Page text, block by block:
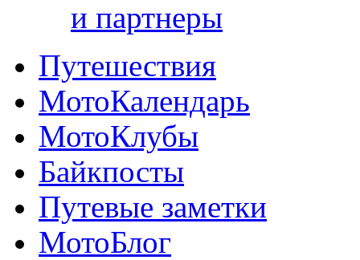
и партнеры
Путешествия
МотоКалендарь
МотоКлубы
Байкпосты
Путевые заметки
МотоБлог